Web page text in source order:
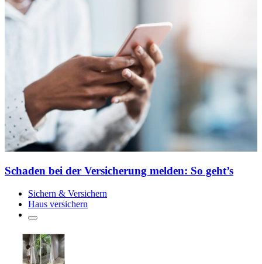
Schaden bei der Versicherung melden: So geht’s
Sichern & Versichern
Haus versichern